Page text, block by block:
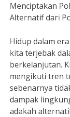
Menciptakan
Alternatif dari
Hidup dalam
kita terjebak
berkelanjutan.
mengikuti tren
sebenarnya
dampak
adakah